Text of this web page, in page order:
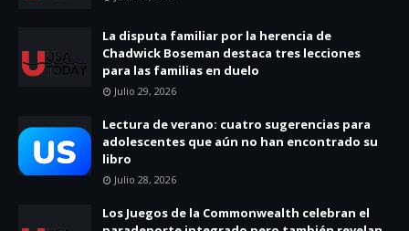
La disputa familiar por la herencia de
Chadwick Boseman destaca tres lecciones
para las familias en duelo
Julio 29, 2026
Lectura de verano: cuatro sugerencias para
adolescentes que aún no han encontrado su
libro
Julio 28, 2026
Los Juegos de la Commonwealth celebran el